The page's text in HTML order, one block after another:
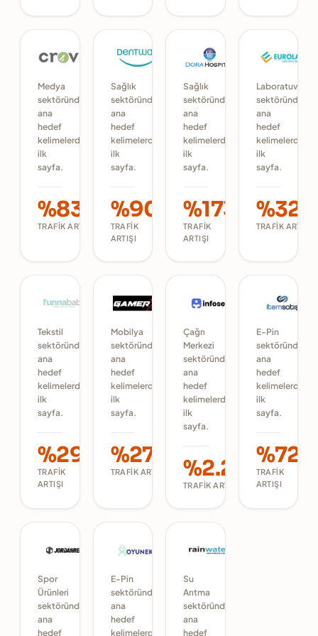
Medya
sektöründe
ana
hedef
kelimelerde
ilk
sayfa.
%837
TRAFIK ARTIŞI
Sağlık
sektöründe
ana
hedef
kelimelerde
ilk
sayfa.
%90
TRAFIK
ARTIŞI
Sağlık
sektöründe
ana
hedef
kelimelerde
ilk
sayfa.
%173
TRAFIK
ARTIŞI
Laboratuvar
sektöründe
ana
hedef
kelimelerde
ilk
sayfa.
%325
TRAFIK ARTIŞI
Tekstil
sektöründe
ana
hedef
kelimelerde
ilk
sayfa.
%291
TRAFIK
ARTIŞI
Mobilya
sektöründe
ana
hedef
kelimelerde
ilk
sayfa.
%277
TRAFIK ARTIŞI
Çağrı
Merkezi
sektöründe
ana
hedef
kelimelerde
ilk
sayfa.
%2.256
TRAFIK ARTIŞI
E-Pin
sektöründe
ana
hedef
kelimelerde
ilk
sayfa.
%72
TRAFIK
ARTIŞI
Spor
Ürünleri
sektöründe
ana
hedef
E-Pin
sektöründe
ana
hedef
kelimelerde
Su
Arıtma
sektöründe
ana
hedef